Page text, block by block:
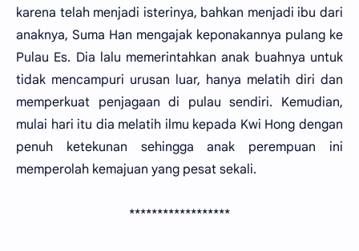
karena telah menjadi isterinya, bahkan menjadi ibu dari
anaknya, Suma Han mengajak keponakannya pulang ke
Pulau Es. Dia lalu memerintahkan anak buahnya untuk
tidak mencampuri urusan luar, hanya melatih diri dan
memperkuat penjagaan di pulau sendiri. Kemudian,
mulai hari itu dia melatih ilmu kepada Kwi Hong dengan
penuh ketekunan sehingga anak perempuan ini
memperolah kemajuan yang pesat sekali.
******************